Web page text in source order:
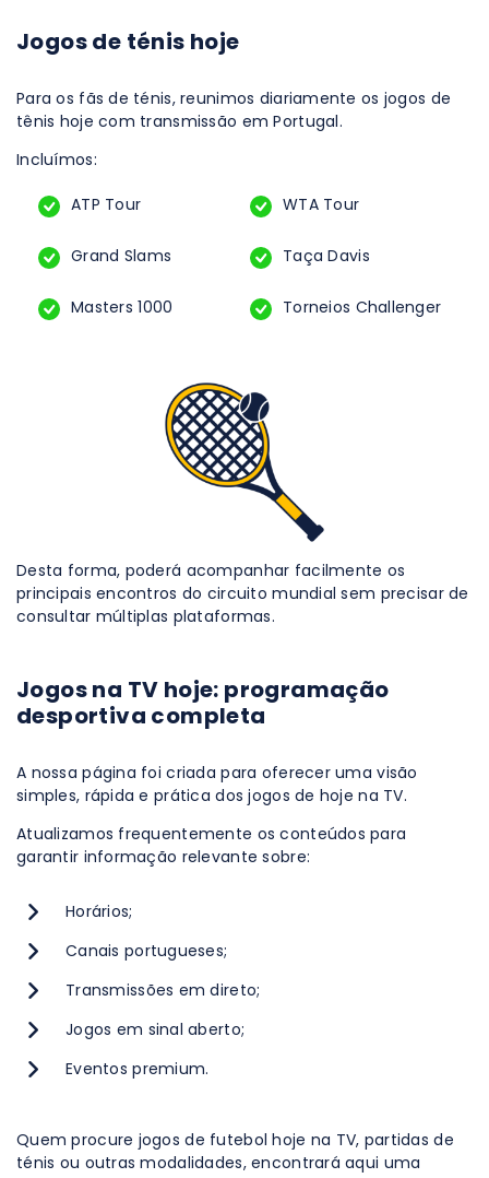
Jogos de ténis hoje
Para os fãs de ténis, reunimos diariamente os jogos de
tênis hoje com transmissão em Portugal.
Incluímos:
ATP Tour WTA Tour
Grand Slams Taça Davis
Masters 1000 Torneios Challenger
Desta forma, poderá acompanhar facilmente os
principais encontros do circuito mundial sem precisar de
consultar múltiplas plataformas.
Jogos na TV hoje: programação
desportiva completa
A nossa página foi criada para oferecer uma visão
simples, rápida e prática dos jogos de hoje na TV.
Atualizamos frequentemente os conteúdos para
garantir informação relevante sobre:
Horários;
Canais portugueses;
Transmissões em direto;
Jogos em sinal aberto;
Eventos premium.
Quem procure jogos de futebol hoje na TV, partidas de
ténis ou outras modalidades, encontrará aqui uma